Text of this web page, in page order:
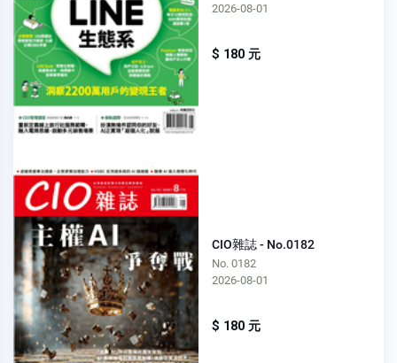
2026-08-01
$ 180 元
CIO雜誌 - No.0182
No. 0182
2026-08-01
$ 180 元